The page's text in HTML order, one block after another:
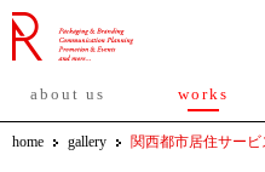
about us works
home gallery 関西都市居住サービ